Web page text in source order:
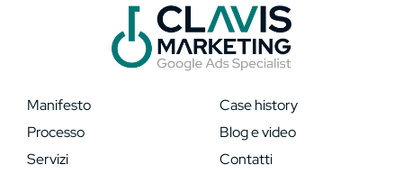
Manifesto
Processo
Servizi
Case history
Blog e video
Contatti